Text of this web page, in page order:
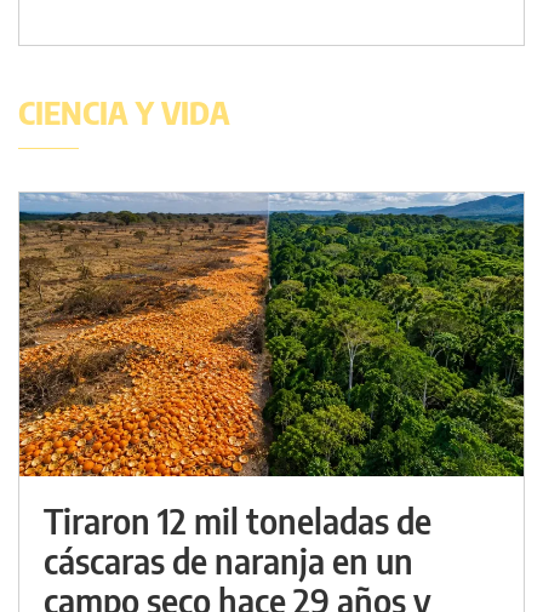
CIENCIA Y VIDA
Tiraron 12 mil toneladas de
cáscaras de naranja en un
campo seco hace 29 años y